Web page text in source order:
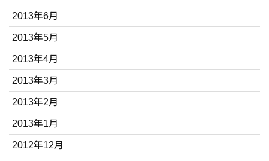
2013年6月
2013年5月
2013年4月
2013年3月
2013年2月
2013年1月
2012年12月